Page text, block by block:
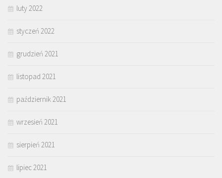
luty 2022
styczeń 2022
grudzień 2021
listopad 2021
październik 2021
wrzesień 2021
sierpień 2021
lipiec 2021